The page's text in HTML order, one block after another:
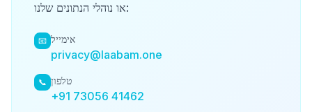
או נוהלי הנתונים שלנו:
📧 אימייל
privacy@laabam.one
📞 טלפון
+91 73056 41462